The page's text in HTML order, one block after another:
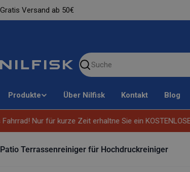
Zum
Gratis Versand ab 50€
Unsere
durchsuchen
Produkte Über Nilfisk Kontakt Blog
Nur für kurze Zeit erhaltne Sie ein
Patio Terrassenreiniger für Hochdruckreiniger